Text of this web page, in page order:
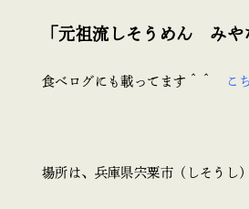
「元祖流しそうめん みや
食べログにも載ってます＾＾ こ
場所は、兵庫県宍粟市（しそうし）